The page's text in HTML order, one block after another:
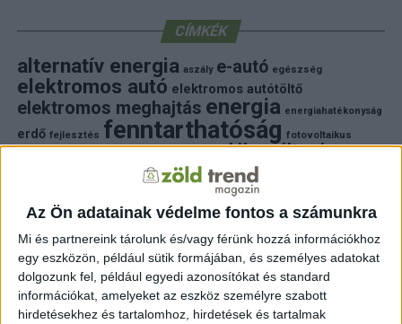
Az Ön adatainak védelme fontos a számunkra
Mi és partnereink tárolunk és/vagy férünk hozzá információkhoz
egy eszközön, például sütik formájában, és személyes adatokat
dolgozunk fel, például egyedi azonosítókat és standard
információkat, amelyeket az eszköz személyre szabott
hirdetésekhez és tartalomhoz, hirdetések és tartalmak
CÍMKÉK
alternatív energia aszály e-autó egészség
elektromos autó elektromos autótöltő
elektromos meghajtás energia energiahatékonyság
erdő fejlesztés fenntarthatóság fotovoltaikus
földgáz fűtés klímaváltozás
környezet
környezetvédelem környezetvédelmi hírek
közlekedés megújuló energia mezőgazdaság
napelem napelemeknapenergia
naperőmű solar solar energy szelektiv hulladék természet
természetvédelem villamosenergia villanyautó víz
autó zöld energia zöld energiaforrás zöld hirek
állatvédelem áram életmód újrahasznosítás